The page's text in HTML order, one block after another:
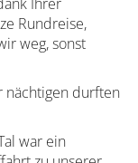
Rundreise,
weg, sonst
nächtigen durften
war ein